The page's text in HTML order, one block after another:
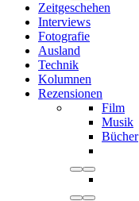
Zeitgeschehen
Interviews
Fotografie
Ausland
Technik
Kolumnen
Rezensionen
Film
Musik
Bücher